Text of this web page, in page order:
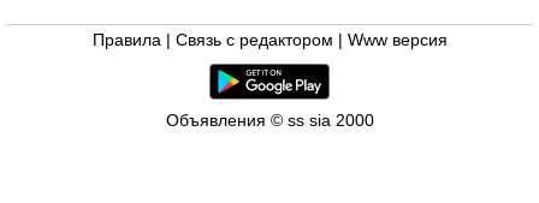
Правила Связь с редактором Www версия
Объявления © ss sia 2000